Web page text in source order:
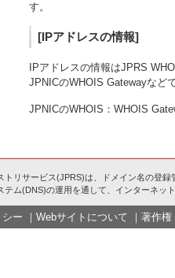
す。
[IPアドレスの情報]
IPアドレスの情報はJPRS
JPNICのWHOIS Gatewayなど
JPNICのWHOIS：WHOIS
トリサービス(JPRS)は、ドメイン名の登録
テム(DNS)の運用を通して、インターネッ
ー ｜ Webサイトについて ｜ 著作権